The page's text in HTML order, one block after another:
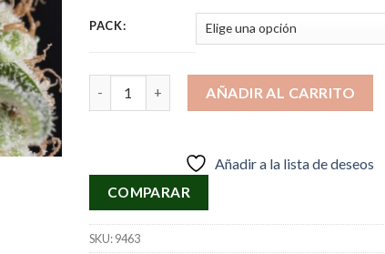
PACK:
AÑADIR AL CARRITO
Añadir a la lista de deseos
COMPARAR
SKU:9463